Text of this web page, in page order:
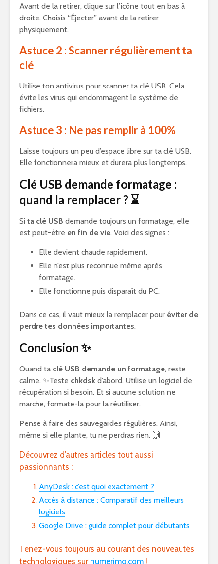
Avant de la retirer, clique sur l’icône tout en bas à
droite. Choisis “Éjecter” avant de la retirer
physiquement.
Astuce 2 : Scanner régulièrement ta
clé
Utilise ton antivirus pour scanner ta clé USB. Cela
évite les virus qui endommagent le système de
fichiers.
Astuce 3 : Ne pas remplir à 100%
Laisse toujours un peu d’espace libre sur ta clé USB.
Elle fonctionnera mieux et durera plus longtemps.
Clé USB demande formatage :
quand la remplacer ? ⌛
Si ta clé USB demande toujours un formatage, elle
est peut-être en fin de vie. Voici des signes :
Elle devient chaude rapidement.
Elle n’est plus reconnue même après
formatage.
Elle fonctionne puis disparaît du PC.
Dans ce cas, il vaut mieux la remplacer pour éviter de
perdre tes données importantes.
Conclusion ✨
Quand ta clé USB demande un formatage, reste
calme. ✨Teste chkdsk d’abord. Utilise un logiciel de
récupération si besoin. Et si aucune solution ne
marche, formate-la pour la réutiliser.
Pense à faire des sauvegardes régulières. Ainsi,
même si elle plante, tu ne perdras rien. 🙌
Découvrez d’autres articles tout aussi
passionnants :
AnyDesk : c’est quoi exactement ?
Accès à distance : Comparatif des meilleurs
logiciels
Google Drive : guide complet pour débutants
Tenez-vous toujours au courant des nouveautés
technologiques sur numerimo.com !